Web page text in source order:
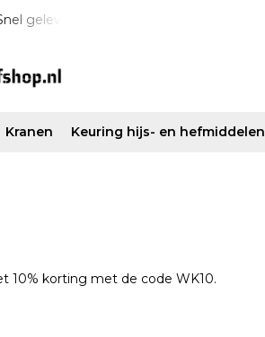
€500 ex. btw gratis verzonden
Kranen Keuring hijs- en hefmiddelen
10% korting met de code WK10.